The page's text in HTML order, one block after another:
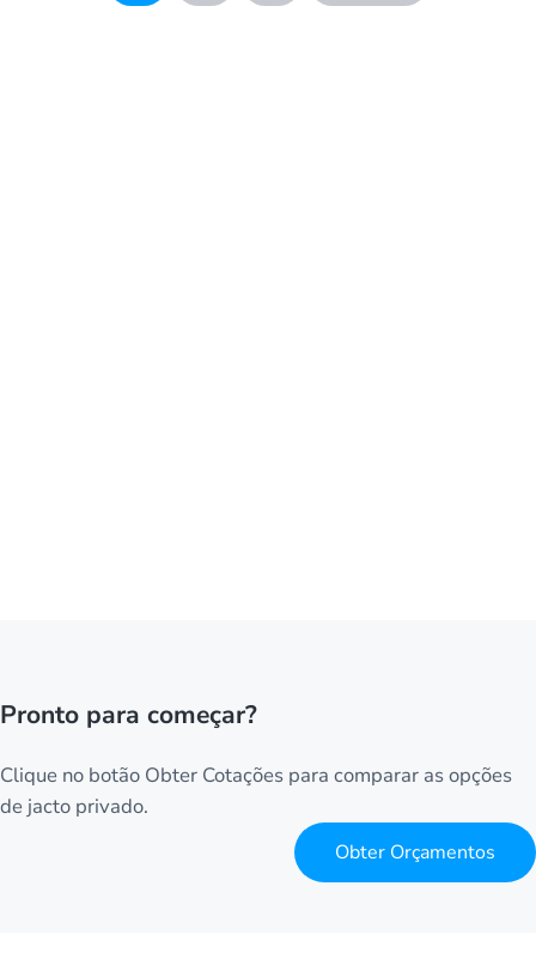
Pronto para começar?
Clique no botão Obter Cotações para comparar as opções
de jacto privado.
Obter Orçamentos